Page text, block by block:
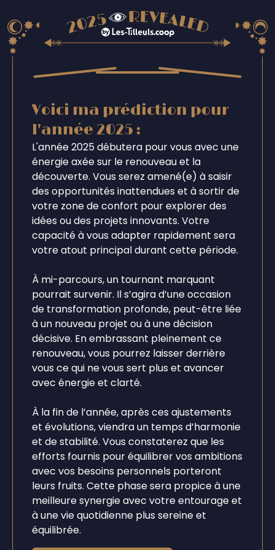
Voici ma prédiction pour
l'année 2025 :
L'année 2025 débutera pour vous avec une
énergie axée sur le renouveau et la
découverte. Vous serez amené(e) à saisir
des opportunités inattendues et à sortir de
votre zone de confort pour explorer des
idées ou des projets innovants. Votre
capacité à vous adapter rapidement sera
votre atout principal durant cette période.
À mi-parcours, un tournant marquant
pourrait survenir. Il s’agira d’une occasion
de transformation profonde, peut-être liée
à un nouveau projet ou à une décision
décisive. En embrassant pleinement ce
renouveau, vous pourrez laisser derrière
vous ce qui ne vous sert plus et avancer
avec énergie et clarté.
À la fin de l’année, après ces ajustements
et évolutions, viendra un temps d’harmonie
et de stabilité. Vous constaterez que les
efforts fournis pour équilibrer vos ambitions
avec vos besoins personnels porteront
leurs fruits. Cette phase sera propice à une
meilleure synergie avec votre entourage et
à une vie quotidienne plus sereine et
équilibrée.